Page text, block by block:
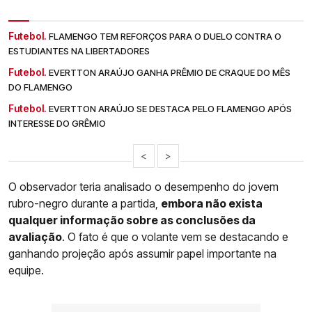
Futebol. FLAMENGO TEM REFORÇOS PARA O DUELO CONTRA O
ESTUDIANTES NA LIBERTADORES
Futebol. EVERTTON ARAÚJO GANHA PRÊMIO DE CRAQUE DO MÊS
DO FLAMENGO
Futebol. EVERTTON ARAÚJO SE DESTACA PELO FLAMENGO APÓS
INTERESSE DO GRÊMIO
< >
O observador teria analisado o desempenho do jovem
rubro-negro durante a partida, embora não exista
qualquer informação sobre as conclusões da
avaliação. O fato é que o volante vem se destacando e
ganhando projeção após assumir papel importante na
equipe.